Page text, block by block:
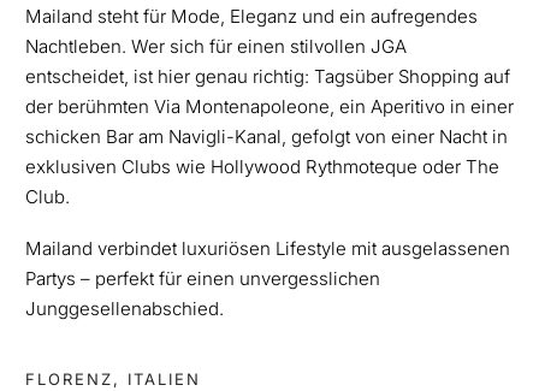
Mailand steht für Mode, Eleganz und ein aufregendes
Nachtleben. Wer sich für einen stilvollen JGA
entscheidet, ist hier genau richtig: Tagsüber Shopping auf
der berühmten Via Montenapoleone, ein Aperitivo in einer
schicken Bar am Navigli-Kanal, gefolgt von einer Nacht in
exklusiven Clubs wie Hollywood Rythmoteque oder The
Club.
Mailand verbindet luxuriösen Lifestyle mit ausgelassenen
Partys – perfekt für einen unvergesslichen
Junggesellenabschied.
FLORENZ, ITALIEN